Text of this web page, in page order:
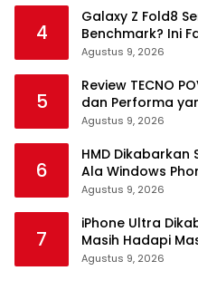
4
Galaxy Z Fold8
Benchmark? Ini
Agustus 9, 2026
5
Review TECNO
dan Performa
Agustus 9, 2026
6
HMD
Ala Windows
Agustus 9, 2026
7
iPhone Ultra
Masih Hadapi
Agustus 9, 2026